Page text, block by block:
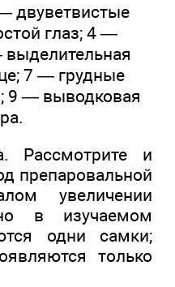
двуветвистые
глаз; 4 —
7 — грудные
9 — выводковая
Рассмотрите и
препаровальной
увеличении
в изучаемом
одни самки;
только